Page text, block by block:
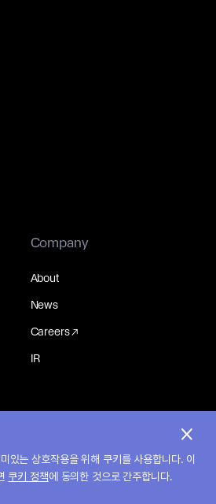
Company
About
News
Careers
IR
있는 상호작용을 위해 쿠키를 사용합니다. 이
쿠키 정책에 동의한 것으로 간주합니다.